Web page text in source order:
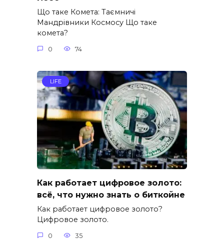
Що таке Комета: Таємничі
Мандрівники Космосу Що таке
комета?
0 74
LIFE
Как работает цифровое золото:
всё, что нужно знать о биткойне
Как работает цифровое золото?
Цифровое золото.
0 35